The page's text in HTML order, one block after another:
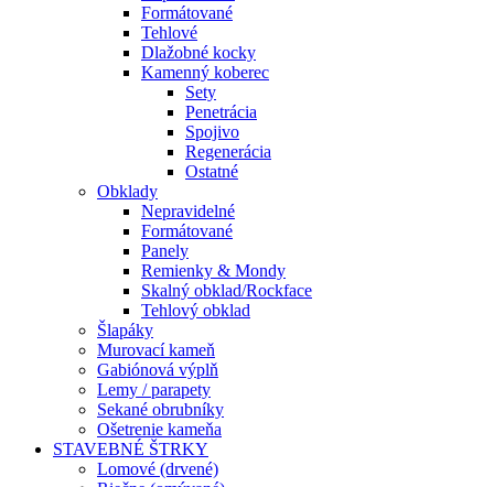
Formátované
Tehlové
Dlažobné kocky
Kamenný koberec
Sety
Penetrácia
Spojivo
Regenerácia
Ostatné
Obklady
Nepravidelné
Formátované
Panely
Remienky & Mondy
Skalný obklad/Rockface
Tehlový obklad
Šlapáky
Murovací kameň
Gabiónová výplň
Lemy / parapety
Sekané obrubníky
Ošetrenie kameňa
STAVEBNÉ ŠTRKY
Lomové (drvené)